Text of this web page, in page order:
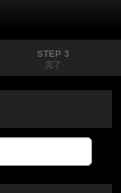
STEP 3
完了